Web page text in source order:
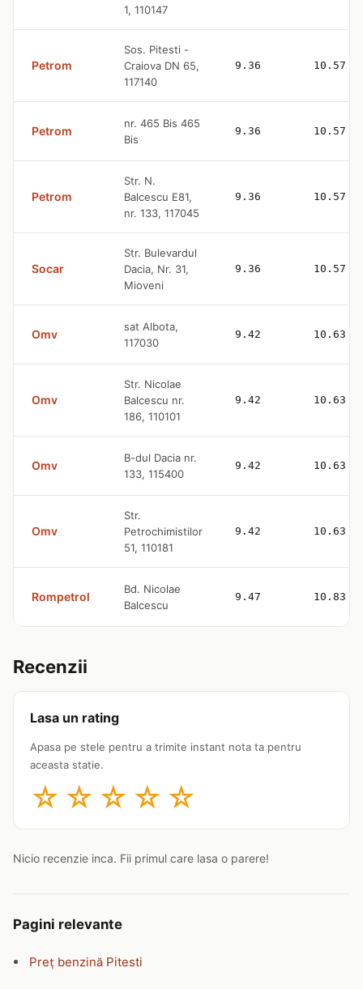
1, 110147
Petrom
Sos. Pitesti -
Craiova DN 65,
117140
9.36 10.57
Petrom
nr. 465 Bis 465
Bis
9.36 10.57
Petrom
Str. N.
Balcescu E81,
nr. 133, 117045
9.36 10.57
Socar
Str. Bulevardul
Dacia, Nr. 31,
Mioveni
9.36 10.57
Omv
sat Albota,
117030
9.42 10.63
Omv
Str. Nicolae
Balcescu nr.
186, 110101
9.42 10.63
Omv
B-dul Dacia nr.
133, 115400
9.42 10.63
Omv
Str.
Petrochimistilor
51, 110181
9.42 10.63
Rompetrol
Bd. Nicolae
Balcescu
9.47 10.83
Recenzii
Lasa un rating
Apasa pe stele pentru a trimite instant nota ta pentru
aceasta statie.
☆ ☆ ☆ ☆ ☆
Nicio recenzie inca. Fii primul care lasa o parere!
Pagini relevante
Preț benzină Pitesti